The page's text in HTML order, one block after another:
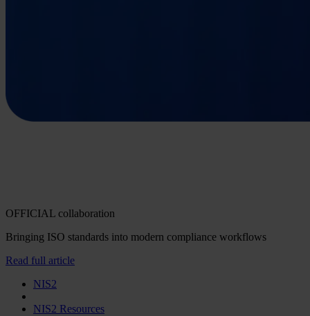
OFFICIAL collaboration
Bringing ISO standards into modern compliance workflows
Read full article
NIS2
NIS2 Resources